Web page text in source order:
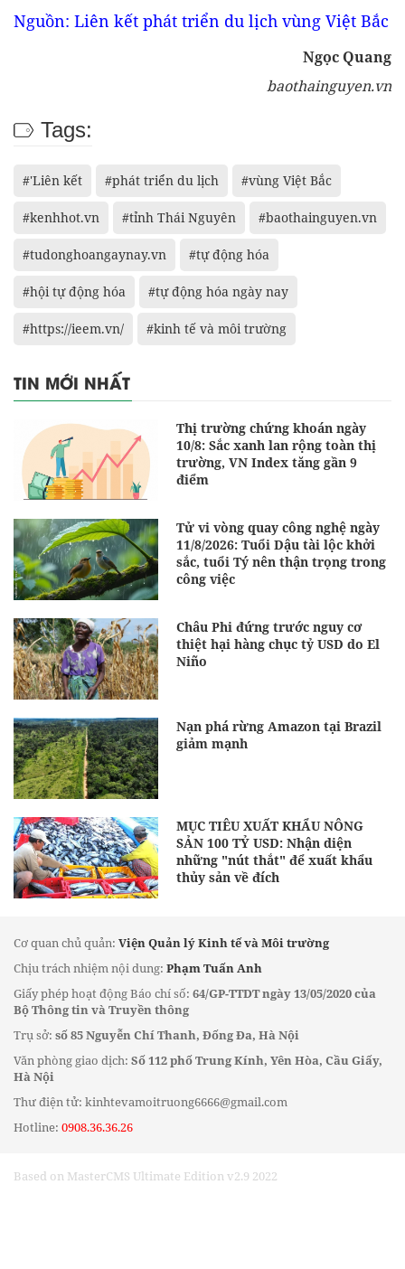
Nguồn: Liên kết phát triển du lịch vùng Việt Bắc
Ngọc Quang
baothainguyen.vn
Tags:
#'Liên kết #phát triển du lịch #vùng Việt Bắc
#kenhhot.vn #tỉnh Thái Nguyên #baothainguyen.vn
#tudonghoangaynay.vn #tự động hóa
#hội tự động hóa #tự động hóa ngày nay
#https://ieem.vn/ #kinh tế và môi trường
TIN MỚI NHẤT
Thị trường chứng khoán ngày
10/8: Sắc xanh lan rộng toàn thị
trường, VN Index tăng gần 9
điểm
Tử vi vòng quay công nghệ ngày
11/8/2026: Tuổi Dậu tài lộc khởi
sắc, tuổi Tý nên thận trọng trong
công việc
Châu Phi đứng trước nguy cơ
thiệt hại hàng chục tỷ USD do El
Niño
Nạn phá rừng Amazon tại Brazil
giảm mạnh
MỤC TIÊU XUẤT KHẨU NÔNG
SẢN 100 TỶ USD: Nhận diện
những "nút thắt" để xuất khẩu
thủy sản về đích
Cơ quan chủ quản: Viện Quản lý Kinh tế và Môi trường
Chịu trách nhiệm nội dung: Phạm Tuấn Anh
Giấy phép hoạt động Báo chí số: 64/GP-TTDT ngày 13/05/2020 của
Bộ Thông tin và Truyền thông
Trụ sở: số 85 Nguyễn Chí Thanh, Đống Đa, Hà Nội
Văn phòng giao dịch: Số 112 phố Trung Kính, Yên Hòa, Cầu Giấy,
Hà Nội
Thư điện tử: kinhtevamoitruong6666@gmail.com
Hotline: 0908.36.36.26
Based on MasterCMS Ultimate Edition v2.9 2022